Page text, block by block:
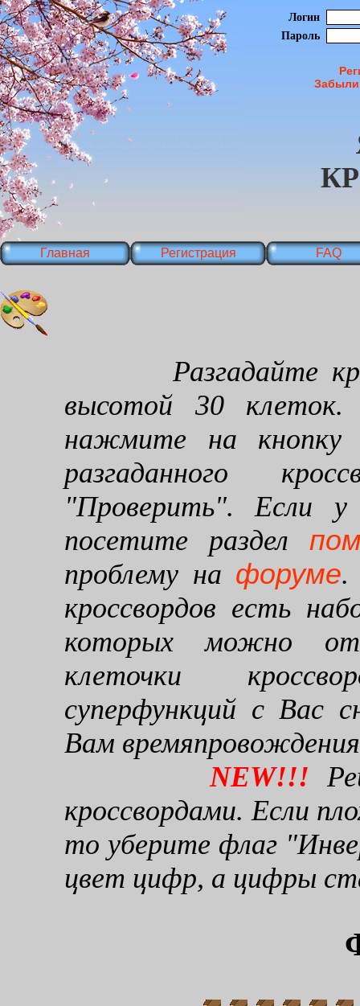
Логин
Пароль
Главная Регистрация FAQ
Разгадайте
высотой 30 клеток.
нажмите на кнопку
разгаданного
"Проверить". Если
посетите раздел
проблему на форуме.
кроссвордов есть
которых можно
клеточки
суперфункций с Вас
Вам
NEW!!!
кроссвордами. Если
то уберите флаг
цвет цифр, а цифры